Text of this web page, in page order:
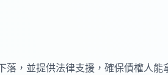
，並提供法律支援，確保債權人能